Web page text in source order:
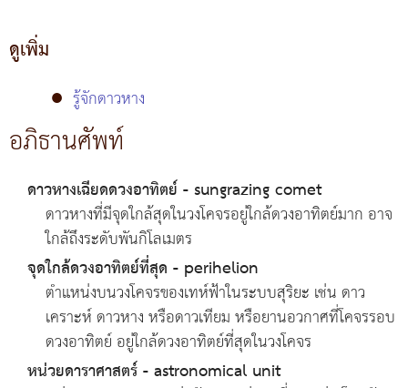
ดูเพิ่ม
● รู้จักดาวหาง
อภิธานศัพท์
ดาวหางเฉียดดวงอาทิตย์ - sungrazing comet
ดาวหางที่มีจุดใกล้สุดในวงโคจรอยู่ใกล้ดวงอาทิตย์มาก อาจ
ใกล้ถึงระดับพันกิโลเมตร
จุดใกล้ดวงอาทิตย์ที่สุด - perihelion
ตำแหน่งบนวงโคจรของเทห์ฟ้าในระบบสุริยะ เช่น ดาว
เคราะห์ ดาวหาง หรือดาวเทียม หรือยานอวกาศที่โคจรรอบ
ดวงอาทิตย์ อยู่ใกล้ดวงอาทิตย์ที่สุดในวงโคจร
หน่วยดาราศาสตร์ - astronomical unit